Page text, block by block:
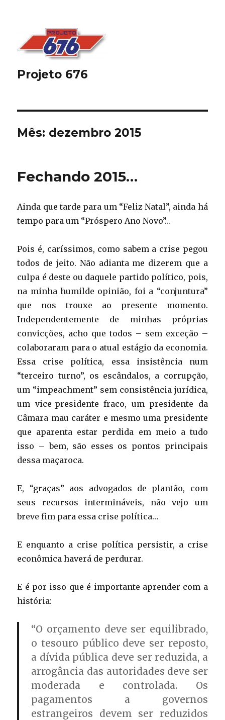
Projeto 676
Mês: dezembro 2015
Fechando 2015…
Ainda que tarde para um “Feliz Natal”, ainda há
tempo para um “Próspero Ano Novo”…
Pois é, caríssimos, como sabem a crise pegou
todos de jeito. Não adianta me dizerem que a
culpa é deste ou daquele partido político, pois,
na minha humilde opinião, foi a “conjuntura”
que nos trouxe ao presente momento.
Independentemente de minhas próprias
convicções, acho que todos – sem exceção –
colaboraram para o atual estágio da economia.
Essa crise política, essa insistência num
“terceiro turno”, os escândalos, a corrupção,
um “impeachment” sem consistência jurídica,
um vice-presidente fraco, um presidente da
Câmara mau caráter e mesmo uma presidente
que aparenta estar perdida em meio a tudo
isso – bem, são esses os pontos principais
dessa maçaroca.
E, “graças” aos advogados de plantão, com
seus recursos intermináveis, não vejo um
breve fim para essa crise política…
E enquanto a crise política persistir, a crise
econômica haverá de perdurar.
E é por isso que é importante aprender com a
história:
“O orçamento deve ser equilibrado,
o tesouro público deve ser reposto,
a dívida pública deve ser reduzida, a
arrogância das autoridades deve ser
moderada e controlada. Os
pagamentos a governos
estrangeiros devem ser reduzidos